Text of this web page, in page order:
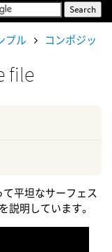
プル
コンポジッ
file
て平坦なサーフェス
説明しています。